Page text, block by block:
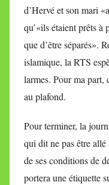
d’Hervé et son mari
qu’«ils étaient prêts
que d’être séparés».
islamique, la RTS
larmes. Pour ma part,
au plafond.
Pour terminer, la
qui dit ne pas être
de ses conditions de
portera une étiquette